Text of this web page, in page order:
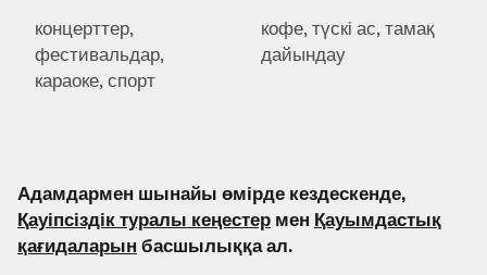
концерттер,
фестивальдар,
караоке, спорт
кофе, түскі ас, тамақ
дайындау
Адамдармен шынайы өмірде кездескенде,
Қауіпсіздік туралы кеңестер мен Қауымдастық
қағидаларын басшылыққа ал.